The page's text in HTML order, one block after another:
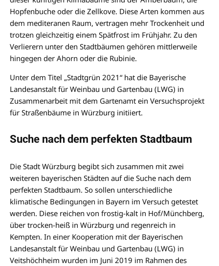
Hopfenbuche oder die Zellkove. Diese Arten kommen aus
dem mediteranen Raum, vertragen mehr Trockenheit und
trotzen gleichzeitig einem Spätfrost im Frühjahr. Zu den
Verlierern unter den Stadtbäumen gehören mittlerweile
hingegen der Ahorn oder die Rubinie.
Unter dem Titel „Stadtgrün 2021“ hat die Bayerische
Landesanstalt für Weinbau und Gartenbau (LWG) in
Zusammenarbeit mit dem Gartenamt ein Versuchsprojekt
für Straßenbäume in Würzburg initiiert.
Suche nach dem perfekten Stadtbaum
Die Stadt Würzburg begibt sich zusammen mit zwei
weiteren bayerischen Städten auf die Suche nach dem
perfekten Stadtbaum. So sollen unterschiedliche
klimatische Bedingungen in Bayern im Versuch getestet
werden. Diese reichen von frostig-kalt in Hof/Münchberg,
über trocken-heiß in Würzburg und regenreich in
Kempten. In einer Kooperation mit der Bayerischen
Landesanstalt für Weinbau und Gartenbau (LWG) in
Veitshöchheim wurden im Juni 2019 im Rahmen des